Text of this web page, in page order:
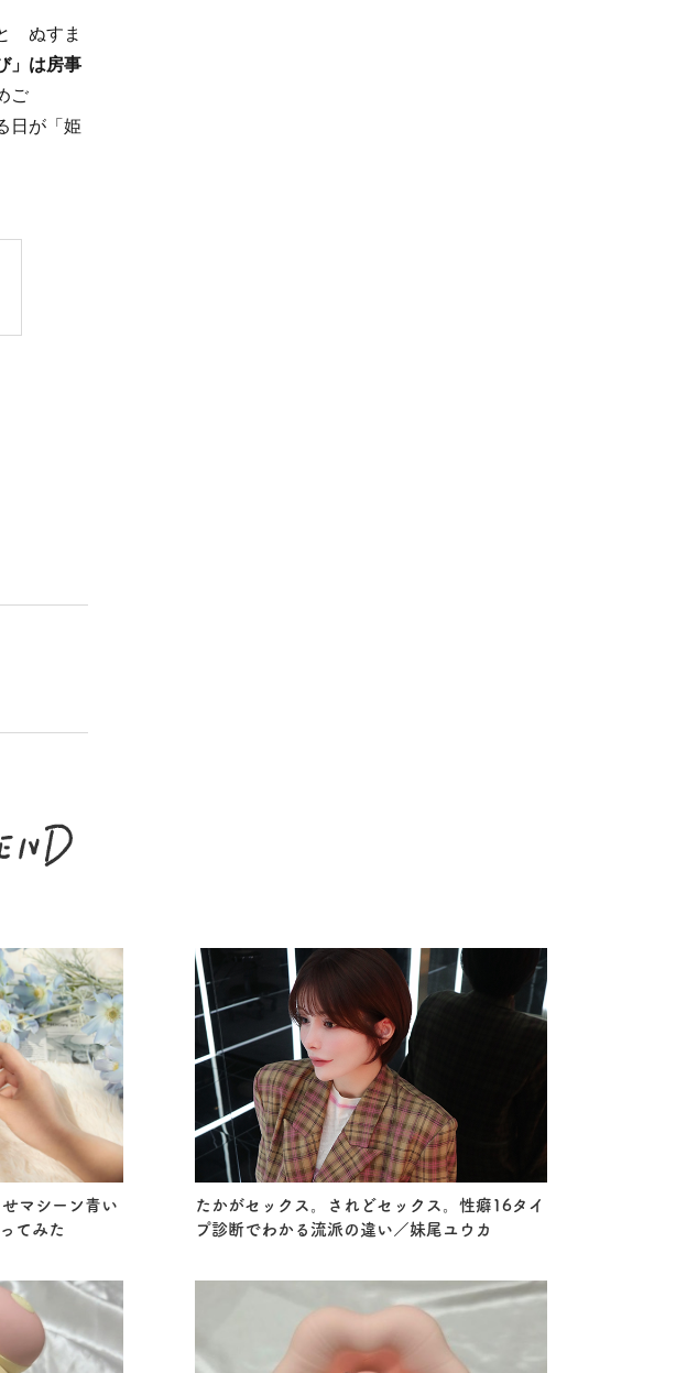
ぬすま
」は房事
ご
日が「姫
マシーン青い
てみた
たかがセックス。されどセックス。性癖16タイ
プ診断でわかる流派の違い／妹尾ユウカ